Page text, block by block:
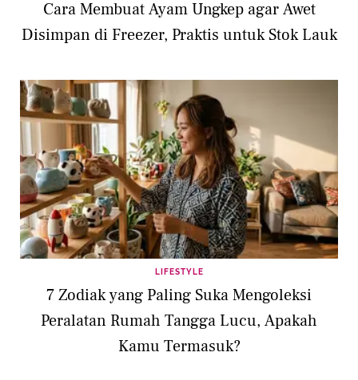
Cara Membuat Ayam Ungkep agar Awet
Disimpan di Freezer, Praktis untuk Stok Lauk
LIFESTYLE
7 Zodiak yang Paling Suka Mengoleksi
Peralatan Rumah Tangga Lucu, Apakah
Kamu Termasuk?